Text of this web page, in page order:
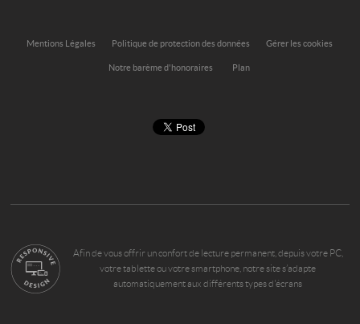
Mentions Légales Politique de protection des données Gérer les cookies
Notre barème d'honoraires Plan
Afin de vous offrir un confort de lecture permanent, depuis votre PC,
votre tablette ou votre smartphone, notre site s’adapte
automatiquement aux différents types d'écrans